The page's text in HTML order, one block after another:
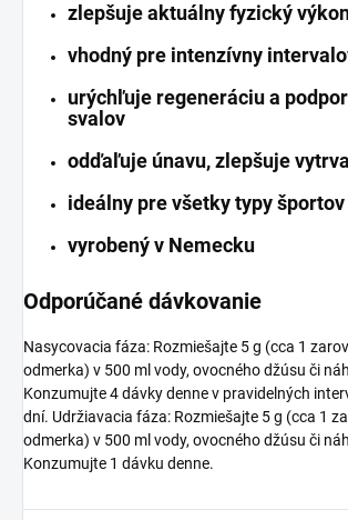
zlepšuje aktuálny fyzický
vhodný pre intenzívny
urýchľuje regeneráciu a
svalov
odďaľuje únavu, zlepšuje
ideálny pre všetky typy športov
vyrobený v Nemecku
Odporúčané dávkovanie
Nasycovacia fáza: Rozmiešajte 5 g (cca 1
odmerka) v 500 ml vody, ovocného džúsu či
Konzumujte 4 dávky denne v pravidelných
dní. Udržiavacia fáza: Rozmiešajte 5 g (cca 1
odmerka) v 500 ml vody, ovocného džúsu či
Konzumujte 1 dávku denne.